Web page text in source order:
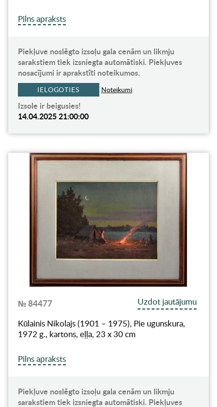
Pilns apraksts
Piekļuve noslēgto izsoļu gala cenām un likmju
sarakstiem tiek izsniegta automātiski. Piekļuves
nosacījumi ir aprakstīti noteikumos.
IELOGOTIES Noteikumi
Izsole ir beigusies!
14.04.2025 21:00:00
№ 84477
Uzdot jautājumu
Kūlainis Nikolajs (1901 – 1975), Pie ugunskura,
1972 g., kartons, eļļa, 23 x 30 cm
Pilns apraksts
Piekļuve noslēgto izsoļu gala cenām un likmju
sarakstiem tiek izsniegta automātiski. Piekļuves